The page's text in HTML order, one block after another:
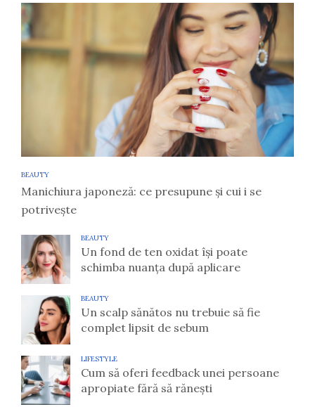
BEAUTY
Manichiura japoneză: ce presupune și cui i se
potrivește
BEAUTY
Un fond de ten oxidat își poate
schimba nuanța după aplicare
BEAUTY
Un scalp sănătos nu trebuie să fie
complet lipsit de sebum
LIFESTYLE
Cum să oferi feedback unei persoane
apropiate fără să rănești